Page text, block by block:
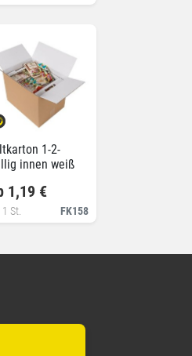
1-2-
innen weiß
FK158
1,19 €
St.